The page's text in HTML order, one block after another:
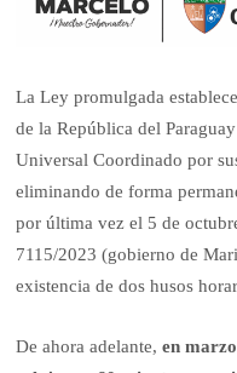
La Ley promulgada
de la República del
Universal Coordinado por
eliminando de forma
por última vez el 5 de
7115/2023 (gobierno de
existencia de dos husos
De ahora adelante,en